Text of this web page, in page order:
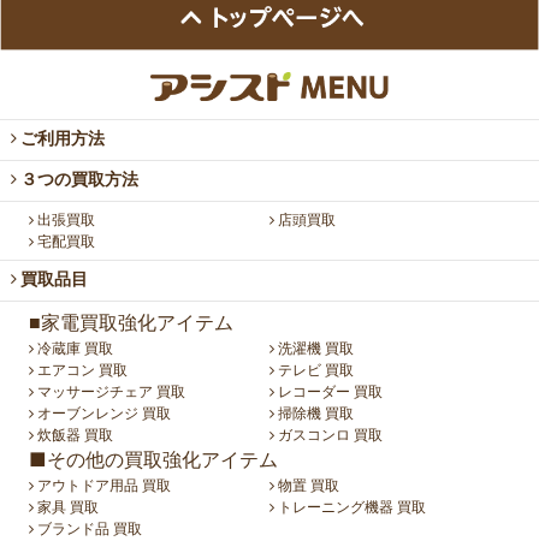
ご利用方法
３つの買取方法
出張買取
店頭買取
宅配買取
買取品目
■家電買取強化アイテム
冷蔵庫 買取
洗濯機 買取
エアコン 買取
テレビ 買取
マッサージチェア 買取
レコーダー 買取
オーブンレンジ 買取
掃除機 買取
炊飯器 買取
ガスコンロ 買取
■その他の買取強化アイテム
アウトドア用品 買取
物置 買取
家具 買取
トレーニング機器 買取
ブランド品 買取